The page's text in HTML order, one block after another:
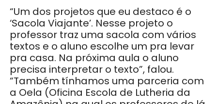
“Um dos projetos que eu destaco é o
‘Sacola Viajante’. Nesse projeto o
professor traz uma sacola com vários
textos e o aluno escolhe um pra levar
pra casa. Na próxima aula o aluno
precisa interpretar o texto”, falou.
“Também tínhamos uma parceria com
a Oela (Oficina Escola de Lutheria da